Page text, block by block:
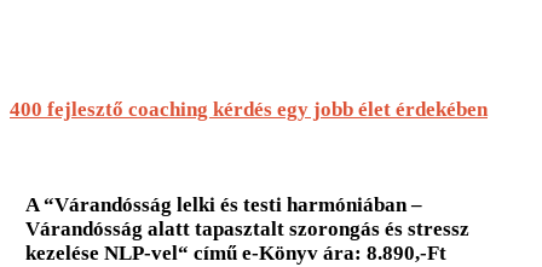
400 fejlesztő coaching kérdés egy jobb élet érdekében
A“Várandósság lelki és testi harmóniában –
Várandósság alatt tapasztalt szorongás és stressz
kezelése NLP-vel“ című e-Könyv ára: 8.890,-Ft